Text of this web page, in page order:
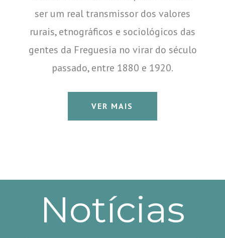
ser um real transmissor dos valores
rurais, etnográficos e sociológicos das
gentes da Freguesia no virar do século
passado, entre 1880 e 1920.
VER MAIS
Notícias